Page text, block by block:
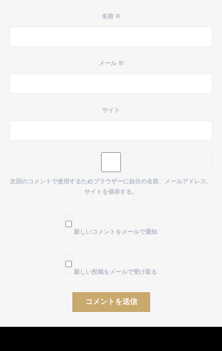
名前 ※
メール ※
サイト
次回のコメントで使用するためブラウザーに自分の名前、メールアドレス、
サイトを保存する。
新しいコメントをメールで通知
新しい投稿をメールで受け取る